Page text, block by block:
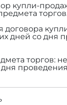
купли-
договора
дней со дня
торгов: